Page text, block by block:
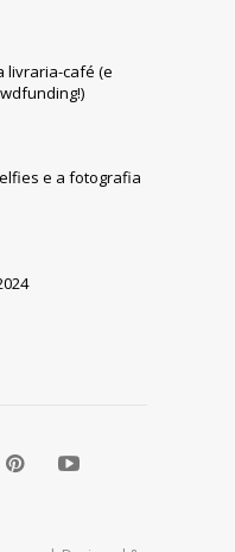
livraria-café (e
e a fotografia